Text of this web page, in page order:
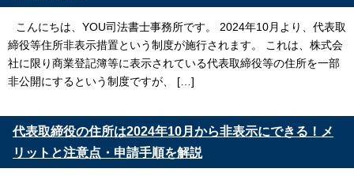
こんにちは、YOU司法書士事務所です。 2024年10月より、代表取
締役等住所非表示措置という制度が施行されます。 これは、株式会
社に限り商業登記簿等に表示されている代表取締役等の住所を一部
非公開にするという制度ですが、 […]
代表取締役の住所は2024年10月から非表示にできる！メ
リットと注意点・申請手順を解説